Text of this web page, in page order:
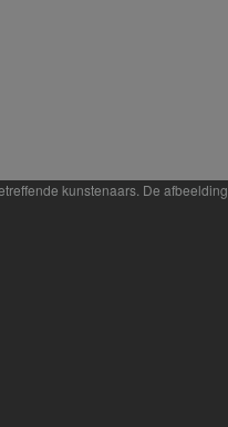
kunstenaars. De